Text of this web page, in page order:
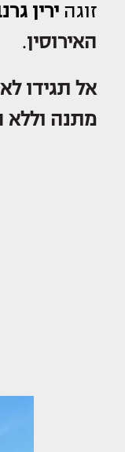
זוגה ירין
האירוסין.
אל תגידו
מתנה וללא